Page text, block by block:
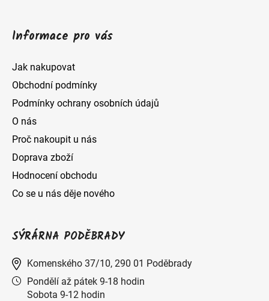
Informace pro vás
Jak nakupovat
Obchodní podmínky
Podmínky ochrany osobních údajů
O nás
Proč nakoupit u nás
Doprava zboží
Hodnocení obchodu
Co se u nás děje nového
SÝRÁRNA PODĚBRADY
Komenského 37/10, 290 01 Poděbrady
Pondělí až pátek 9-18 hodin
Sobota 9-12 hodin